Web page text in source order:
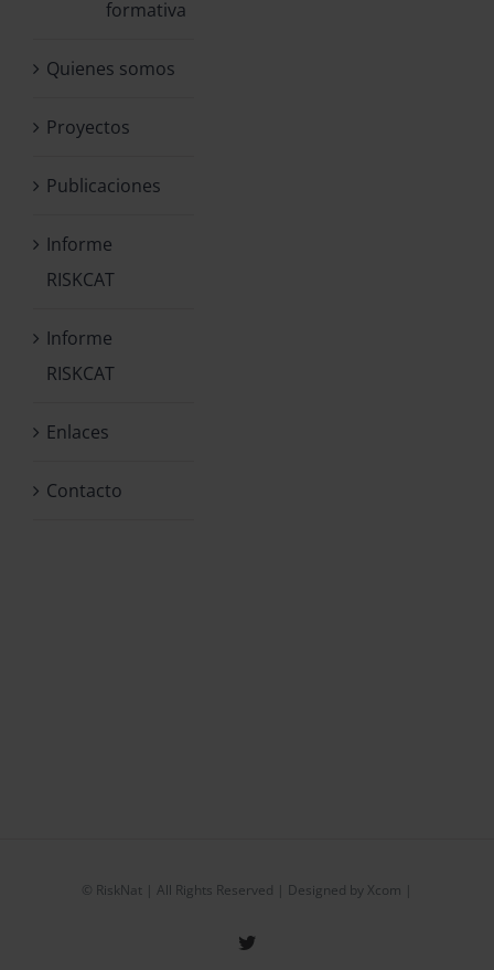
formativa
Quienes somos
Proyectos
Publicaciones
Informe
RISKCAT
Informe
RISKCAT
Enlaces
Contacto
© RiskNat | All Rights Reserved | Designed by Xcom